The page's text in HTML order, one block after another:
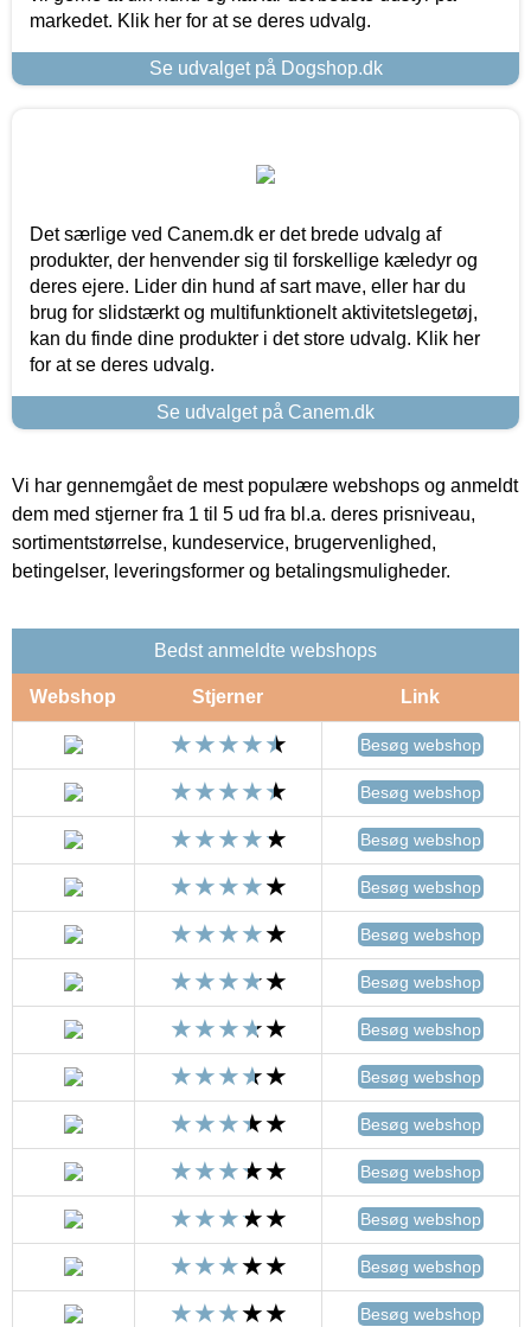
markedet. Klik her for at se deres udvalg.
Se udvalget på Dogshop.dk
Det særlige ved Canem.dk er det brede udvalg af
produkter, der henvender sig til forskellige kæledyr og
deres ejere. Lider din hund af sart mave, eller har du
brug for slidstærkt og multifunktionelt aktivitetslegetøj,
kan du finde dine produkter i det store udvalg. Klik her
for at se deres udvalg.
Se udvalget på Canem.dk
Vi har gennemgået de mest populære webshops og anmeldt
dem med stjerner fra 1 til 5 ud fra bl.a. deres prisniveau,
sortimentstørrelse, kundeservice, brugervenlighed,
betingelser, leveringsformer og betalingsmuligheder.
Bedst anmeldte webshops
Webshop Stjerner Link
Besøg webshop
Besøg webshop
Besøg webshop
Besøg webshop
Besøg webshop
Besøg webshop
Besøg webshop
Besøg webshop
Besøg webshop
Besøg webshop
Besøg webshop
Besøg webshop
Besøg webshop